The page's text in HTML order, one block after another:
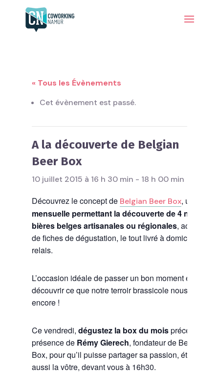
« Tous les Évènements
Cet évènement est passé.
A la découverte de Belgian
Beer Box
10 juillet 2015 à 16 h 30 min - 18 h 00 min
Découvrez le concept de Belgian Beer Box, une
mensuelle permettant la découverte de 4
bières belges artisanales ou régionales,
de fiches de dégustation, le tout livré à domicile ou
relais.
L’occasion idéale de passer un bon moment entre
découvrir ce que notre terroir brassicole nous cache
encore !
Ce vendredi, dégustez la box du moisprécédent en
présence deRémy Gierech, fondateur de Belgian
Box, pour qu’il puisse partager sa passion, étant
aussi la vôtre, devant vous à 16h30.